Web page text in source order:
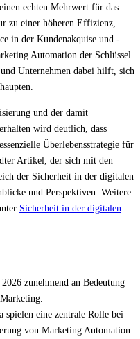
echten Mehrwert für das
zu einer höheren Effizienz,
in der Kundenakquise und -
Automation der Schlüssel
Unternehmen dabei hilft, sich
und der damit
wird deutlich, dass
Überlebensstrategie für
Artikel, der sich mit den
der Sicherheit in der digitalen
und Perspektiven. Weitere
Sicherheit in der digitalen
zunehmend an Bedeutung
eine zentrale Rolle bei
von Marketing Automation.